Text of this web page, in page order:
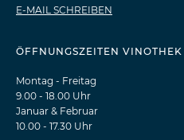
E-MAIL SCHREIBEN
ÖFFNUNGSZEITEN VINOTHEK
Montag - Freitag
9.00 - 18.00 Uhr
Januar & Februar
10.00 - 17.30 Uhr